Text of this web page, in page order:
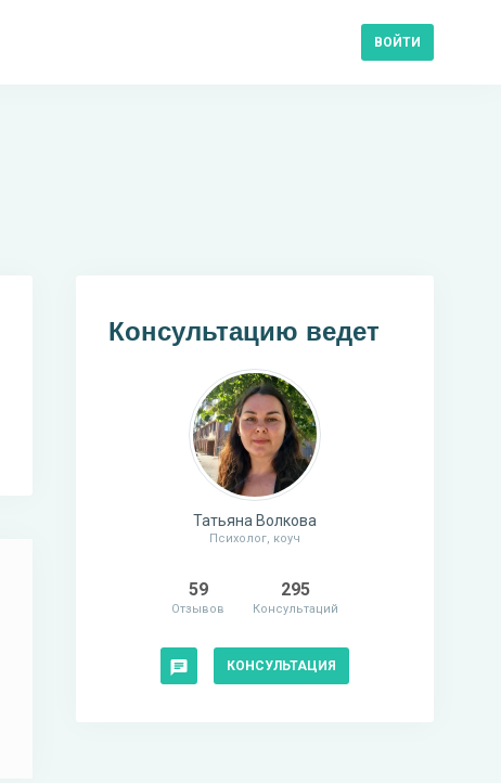
ВОЙТИ
Консультацию ведет
Татьяна Волкова
Психолог, коуч
59
Отзывов
295
Консультаций
КОНСУЛЬТАЦИЯ